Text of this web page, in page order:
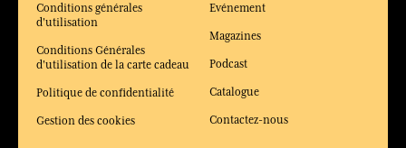
Conditions générales
d'utilisation
Conditions Générales
d'utilisation de la carte cadeau
Politique de confidentialité
Gestion des cookies
Evénement
Magazines
Podcast
Catalogue
Contactez-nous